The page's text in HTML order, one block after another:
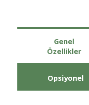
Genel
Özellikler
Opsiyonel